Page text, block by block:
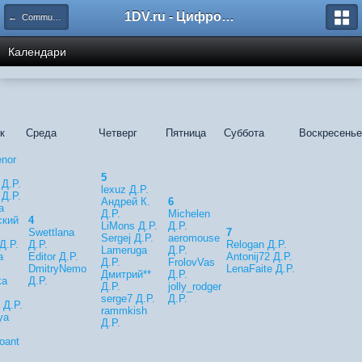
← Community Calendar 1DV.ru - Цифровое видео
Календари
Среда Четверг Пятница Суббота Воскресенье
Д.Р.
Д.Р.
Д.Р.
4
Swettlana
Д.Р.
Editor Д.Р.
DmitryNemo
Д.Р.
5
lexuz Д.Р.
Андрей К.
Д.Р.
LiMons Д.Р.
Sergej Д.Р.
Lameruga
Д.Р.
Дмитрий**
Д.Р.
serge7 Д.Р.
rammkish
Д.Р.
6
Michelen
Д.Р.
aeromouse
Д.Р.
FrolovVas
Д.Р.
jolly_rodger
Д.Р.
7
Relogan Д.Р.
Antonij72 Д.Р.
LenaFaite Д.Р.